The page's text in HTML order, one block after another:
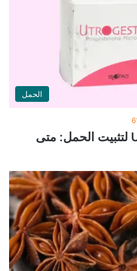
الحمل
أعراض Utrogestan 200 لتثبيت الحمل: متى